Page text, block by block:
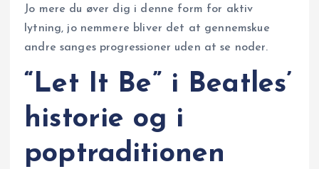
Jo mere du øver dig i denne form for aktiv
lytning, jo nemmere bliver det at gennemskue
andre sanges progressioner uden at se noder.
“Let It Be” i Beatles’
historie og i
poptraditionen